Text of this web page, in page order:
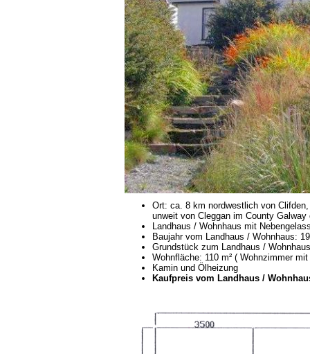
Ort: ca. 8 km nordwestlich von
unweit von Cleggan im County
Landhaus / Wohnhaus mit
Baujahr vom Landhaus / Wohnhaus:
Grundstück zum Landhaus /
Wohnfläche: 110 m² ( Wohnzimmer
Kamin und Ölheizung
Kaufpreis vom Landhaus /